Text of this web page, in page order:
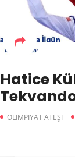
Hatice
OLIMPIYAT ATEŞI